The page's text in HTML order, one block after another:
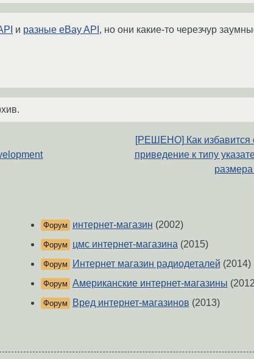
и разные eBay API , но они какие-то черезчур
[РЕШЕНО] Как избавится
приведение к типу
Форум интернет-магазин (2002)
Форум цмс интернет-магазина(2015)
Форум Интернет магазин радиодеталей (2014)
Форум Американские интернет-магазины
Форум Вред интернет-магазинов (2013)